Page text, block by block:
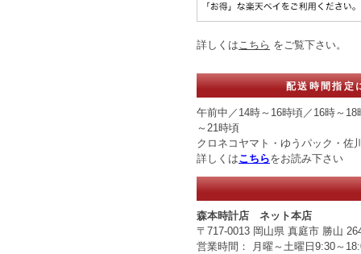
詳しくは こちら をご覧下さい。
配送時間指定
午前中／14時～16時頃／16時～
～21時頃
クロネコヤマト・ゆうパック・佐
詳しくはこちらをお読み下さい
森本時計店 ネット本店
〒717-0013 岡山県 真庭市 勝山
営業時間： 月曜～土曜日9:30～